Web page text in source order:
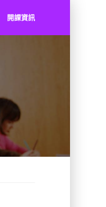
開課資訊